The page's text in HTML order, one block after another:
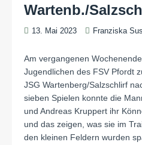
Wartenb./
13. Mai 2023 Franziska
Am vergangenen
Jugendlichen des FSV Pfordt
JSG Wartenberg/Salzschlirf
sieben Spielen konnte die
und Andreas Kruppert ihr
und das zeigen, was sie im
den kleinen Feldern wurden